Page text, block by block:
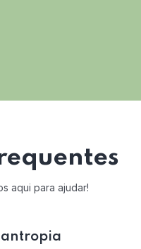
aqui para ajudar!